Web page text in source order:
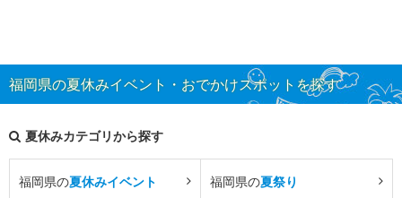
福岡県の夏休みイベント・おでかけスポットを探す
夏休みカテゴリから探す
福岡県の夏休みイベント 福岡県の夏祭り